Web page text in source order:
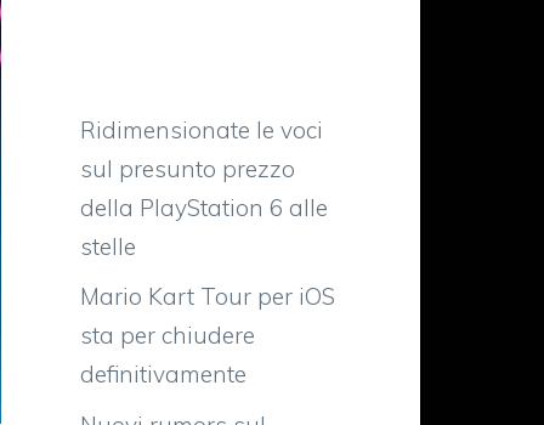
Ridimensionate le voci
sul presunto prezzo
della PlayStation 6 alle
stelle
Mario Kart Tour per iOS
sta per chiudere
definitivamente